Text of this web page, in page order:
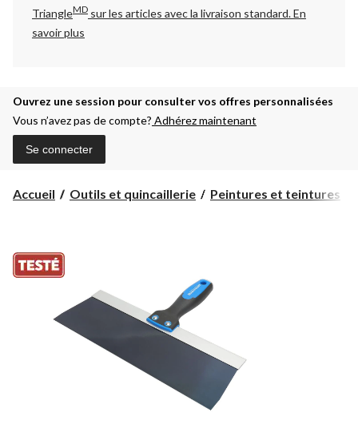
TriangleMD sur les articles avec la livraison standard.En
savoir plus
Ouvrez une session pour consulter vos offres personnalisées
Vous n’avez pas de compte? Adhérez maintenant
Se connecter
Accueil Outils et quincaillerie Peintures et teintures